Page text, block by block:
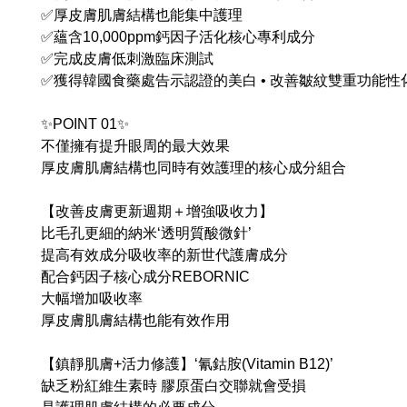
✅厚皮膚肌膚結構也能集中護理
✅蘊含10,000ppm鈣因子活化核心專利成分
✅完成皮膚低刺激臨床測試
✅獲得韓國食藥處告示認證的美白 • 改善皺紋雙重功能性
✨POINT 01✨
不僅擁有提升眼周的最大效果
厚皮膚肌膚結構也同時有效護理的核心成分組合
【改善皮膚更新週期＋增強吸收力】
比毛孔更細的納米‘透明質酸微針’
提高有效成分吸收率的新世代護膚成分
配合鈣因子核心成分REBORNIC
大幅增加吸收率
厚皮膚肌膚結構也能有效作用
【鎮靜肌膚+活力修護】‘氰鈷胺(Vitamin B12)’
缺乏粉紅維生素時 膠原蛋白交聯就會受損